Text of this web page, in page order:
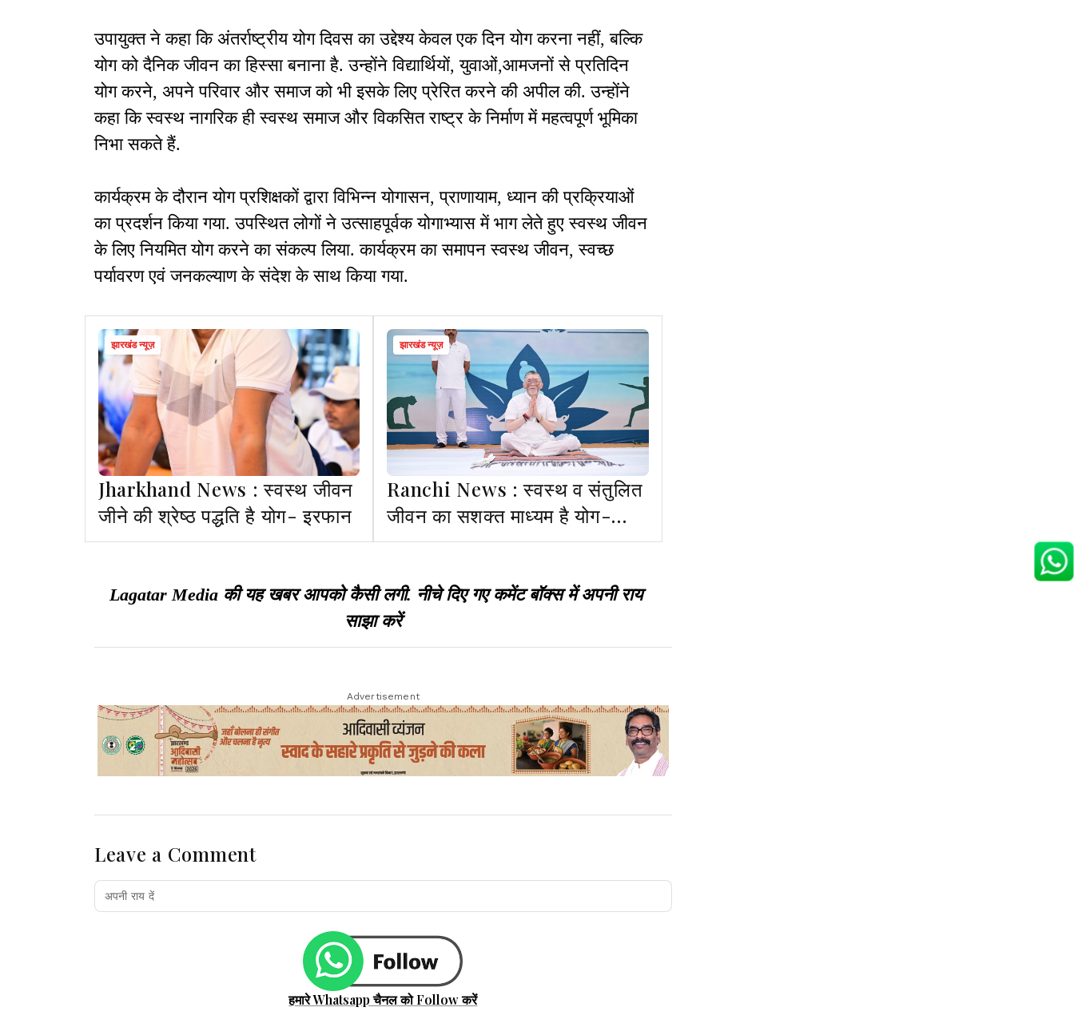
उपायुक्त ने कहा कि अंतर्राष्ट्रीय योग दिवस का उद्देश्य केवल एक दिन योग करना नहीं, बल्कि
योग को दैनिक जीवन का हिस्सा बनाना है. उन्होंने विद्यार्थियों, युवाओं,आमजनों से प्रतिदिन
योग करने, अपने परिवार और समाज को भी इसके लिए प्रेरित करने की अपील की. उन्होंने
कहा कि स्वस्थ नागरिक ही स्वस्थ समाज और विकसित राष्ट्र के निर्माण में महत्वपूर्ण भूमिका
निभा सकते हैं.
कार्यक्रम के दौरान योग प्रशिक्षकों द्वारा विभिन्न योगासन, प्राणायाम, ध्यान की प्रक्रियाओं
का प्रदर्शन किया गया. उपस्थित लोगों ने उत्साहपूर्वक योगाभ्यास में भाग लेते हुए स्वस्थ जीवन
के लिए नियमित योग करने का संकल्प लिया. कार्यक्रम का समापन स्वस्थ जीवन, स्वच्छ
पर्यावरण एवं जनकल्याण के संदेश के साथ किया गया.
झारखंड न्यूज़
Jharkhand News : स्वस्थ जीवन
जीने की श्रेष्ठ पद्धति है योग- इरफान
झारखंड न्यूज़
Ranchi News : स्वस्थ व संतुलित
जीवन का सशक्त माध्यम है योग-
राज्यपाल
Lagatar Media की यह खबर आपको कैसी लगी. नीचे दिए गए कमेंट बॉक्स में अपनी राय
साझा करें
Advertisement
Leave a Comment
हमारे Whatsapp चैनल को Follow करें